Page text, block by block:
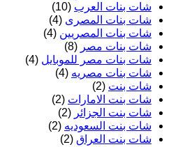
شات بنات العرب (10)
شات بنات المصرى (4)
شات بنات المصريين (4)
شات بنات مصر (8)
شات بنات مصر للموبايل (4)
شات بنات مصريه (4)
شات بنت (2)
شات بنت الامارات (2)
شات بنت الجزائر (2)
شات بنت السعوديه (2)
شات بنت العراق (2)